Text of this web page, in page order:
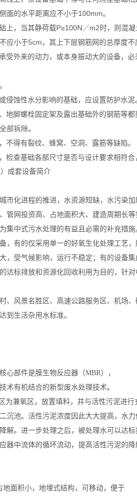
面的水平距离应不小于100mm。
上，当其静荷载P≥100N／m2时，则混
应小于5cm，其上下层钢筋网的总厚度不
受外来的动力，或本身振动大的设备
侵蚀性水分影响的基础，应设置防护水
地脚螺栓固定架及露出基础外的钢筋等
部拆除。
不得有裂纹、蜂窝、空洞、露筋等缺陷
检查基础各部尺寸是否与设计要求相符
成套设备简介
市化进程的推进，水资源短缺，水污染
管网投资高、占地面积大、建造周期长
集中式污水处理的有益且必需的补充措施
，有的仅采用单一的好氧生化处理工艺
，受气候影响，运行不稳定；有的设备
达标排放和资源化回收利用为目的，针
、风景名胜区、高速公路服务区、机场
到生活杂用水标准。
心部件是膜生物反应器（MBR），
术有机结合的新型废水处理技术。
为兼氧区，放置填料，并与活性污泥进
沉池。活性污泥浓度因此大大提高，水
解。进一步处理之后，被处理水可以达
器中流体的循环流动，提高活性污泥的
地面积小，地埋式结构，可移动，便于